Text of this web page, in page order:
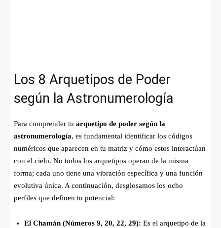
Los 8 Arquetipos de Poder
según la Astronumerología
Para comprender tu arquetipo de poder según la
astronumerología, es fundamental identificar los códigos
numéricos que aparecen en tu matriz y cómo estos interactúan
con el cielo. No todos los arquetipos operan de la misma
forma; cada uno tiene una vibración específica y una función
evolutiva única. A continuación, desglosamos los ocho
perfiles que definen tu potencial:
El Chamán (Números 9, 20, 22, 29): Es el arquetipo de la